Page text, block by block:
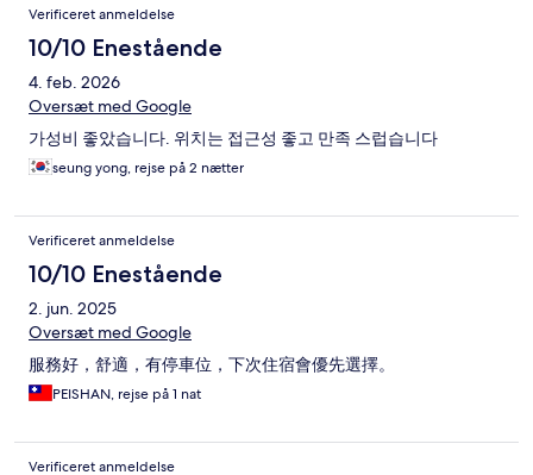
Verificeret anmeldelse
10/10 Enestående
4. feb. 2026
Oversæt med Google
가성비 좋았습니다. 위치는 접근성 좋고 만족 스럽습니다
seung yong, rejse på 2 nætter
Verificeret anmeldelse
10/10 Enestående
2. jun. 2025
Oversæt med Google
服務好，舒適，有停車位，下次住宿會優先選擇。
PEISHAN, rejse på 1 nat
Verificeret anmeldelse